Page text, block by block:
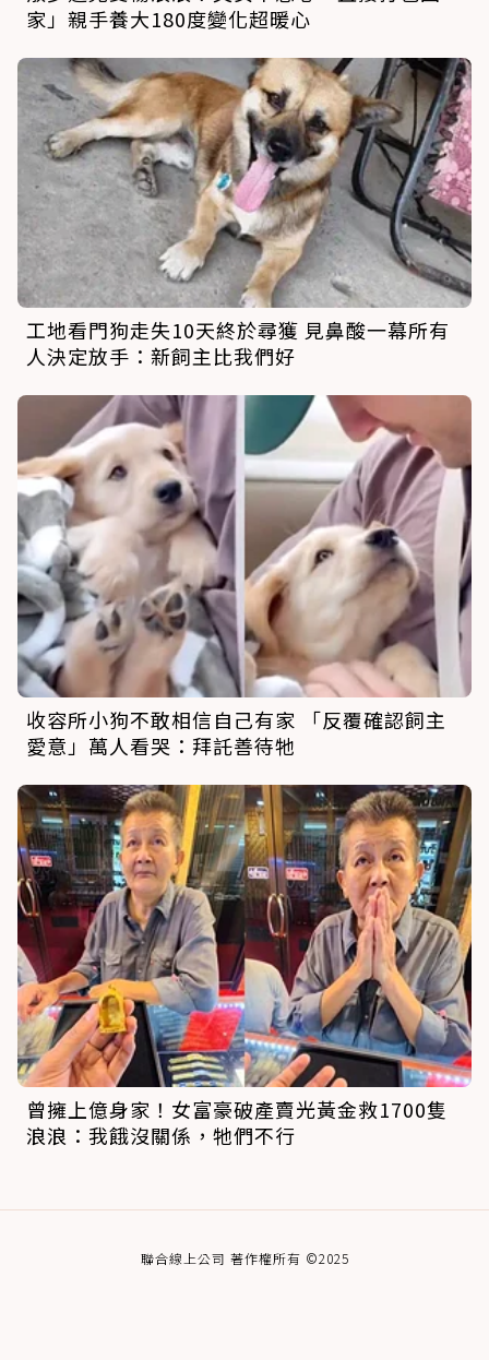
家」親手養大180度變化超暖心
工地看門狗走失10天終於尋獲 見鼻酸一幕所有
人決定放手：新飼主比我們好
收容所小狗不敢相信自己有家 「反覆確認飼主
愛意」萬人看哭：拜託善待牠
曾擁上億身家！女富豪破產賣光黃金救1700隻
浪浪：我餓沒關係，牠們不行
聯合線上公司 著作權所有 ©2025